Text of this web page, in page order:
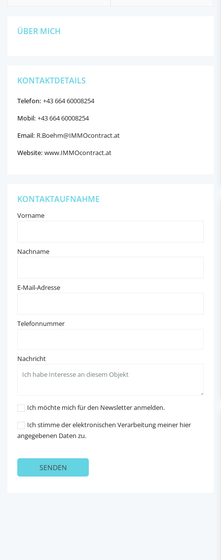
ÜBER MICH
KONTAKTDETAILS
Telefon: +43 664 60008254
Mobil: +43 664 60008254
Email: R.Boehm@IMMOcontract.at
Website: www.IMMOcontract.at
KONTAKTAUFNAHME
Vorname
Nachname
E-Mail-Adresse
Telefonnummer
Nachricht
Ich möchte mich für den Newsletter anmelden.
Ich stimme der elektronischen Verarbeitung meiner hier
angegebenen Daten zu.